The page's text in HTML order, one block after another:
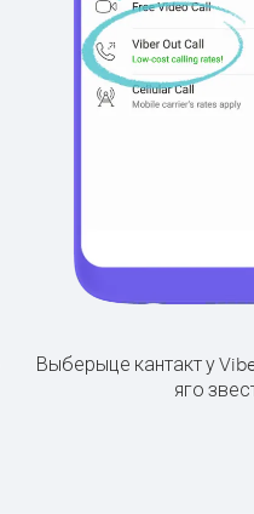
Выберыце кантакт у
яго